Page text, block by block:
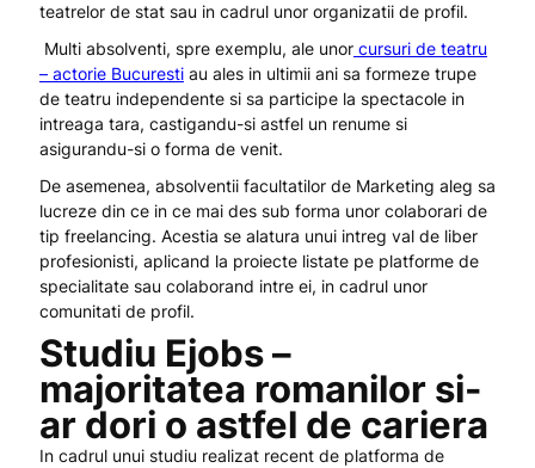
teatrelor de stat sau in cadrul unor organizatii de profil.
Multi absolventi, spre exemplu, ale unor cursuri de teatru
– actorie Bucurestiau ales in ultimii ani sa formeze trupe
de teatru independente si sa participe la spectacole in
intreaga tara, castigandu-si astfel un renume si
asigurandu-si o forma de venit.
De asemenea, absolventii facultatilor de Marketing aleg sa
lucreze din ce in ce mai des sub forma unor colaborari de
tip freelancing. Acestia se alatura unui intreg val de liber
profesionisti, aplicand la proiecte listate pe platforme de
specialitate sau colaborand intre ei, in cadrul unor
comunitati de profil.
Studiu Ejobs –
majoritatea romanilor si-
ar dori o astfel de cariera
In cadrul unui studiu realizat recent de platforma de